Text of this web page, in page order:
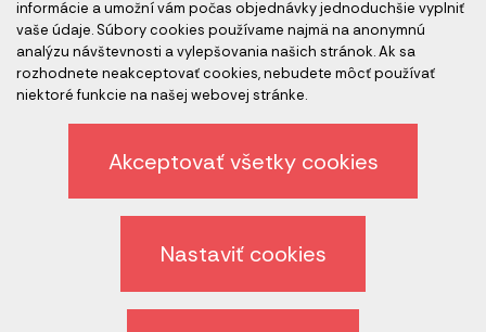
Etický kódex spoločnosti
Ochrana osobných údajov
Odhlásenie z newslettera
informácie a umožní vám počas objednávky jednoduchšie vyplniť
vaše údaje. Súbory cookies používame najmä na anonymnú
analýzu návštevnosti a vylepšovania našich stránok. Ak sa
rozhodnete neakceptovať cookies, nebudete môcť používať
niektoré funkcie na našej webovej stránke.
Akceptovať všetky cookies
Nastaviť cookies